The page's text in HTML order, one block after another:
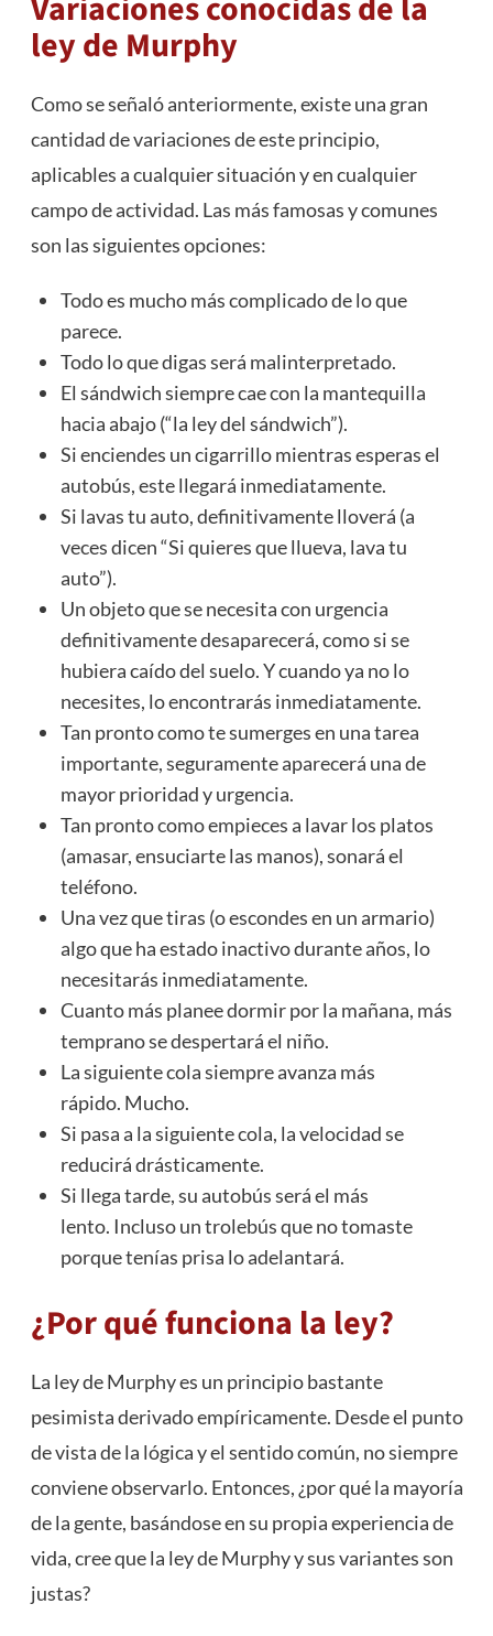
ley de Murphy
Como se señaló anteriormente, existe una gran
cantidad de variaciones de este principio,
aplicables a cualquier situación y en cualquier
campo de actividad. Las más famosas y comunes
son las siguientes opciones:
Todo es mucho más complicado de lo que
parece.
Todo lo que digas será malinterpretado.
El sándwich siempre cae con la mantequilla
hacia abajo (“la ley del sándwich”).
Si enciendes un cigarrillo mientras esperas el
autobús, este llegará inmediatamente.
Si lavas tu auto, definitivamente lloverá (a
veces dicen “Si quieres que llueva, lava tu
auto”).
Un objeto que se necesita con urgencia
definitivamente desaparecerá, como si se
hubiera caído del suelo. Y cuando ya no lo
necesites, lo encontrarás inmediatamente.
Tan pronto como te sumerges en una tarea
importante, seguramente aparecerá una de
mayor prioridad y urgencia.
Tan pronto como empieces a lavar los platos
(amasar, ensuciarte las manos), sonará el
teléfono.
Una vez que tiras (o escondes en un armario)
algo que ha estado inactivo durante años, lo
necesitarás inmediatamente.
Cuanto más planee dormir por la mañana, más
temprano se despertará el niño.
La siguiente cola siempre avanza más
rápido. Mucho.
Si pasa a la siguiente cola, la velocidad se
reducirá drásticamente.
Si llega tarde, su autobús será el más
lento. Incluso un trolebús que no tomaste
porque tenías prisa lo adelantará.
¿Por qué funciona la ley?
La ley de Murphy es un principio bastante
pesimista derivado empíricamente. Desde el punto
de vista de la lógica y el sentido común, no siempre
conviene observarlo. Entonces, ¿por qué la mayoría
de la gente, basándose en su propia experiencia de
vida, cree que la ley de Murphy y sus variantes son
justas?